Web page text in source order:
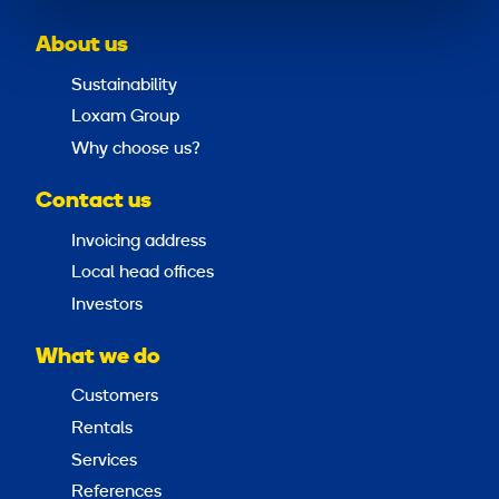
About us
Sustainability
Loxam Group
Why choose us?
Contact us
Invoicing address
Local head offices
Investors
What we do
Customers
Rentals
Services
References